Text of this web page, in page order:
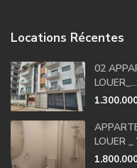
Locations Récentes
02
LOUER_...
LOUER _